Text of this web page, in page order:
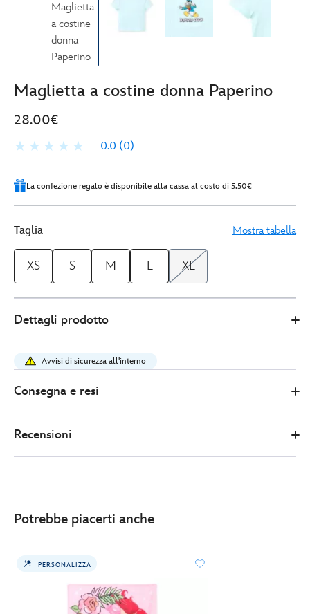
Maglietta a costine donna Paperino
28.00€
0.0 (0)
La confezione regalo è disponibile alla cassa al costo di 5.50€
Taglia Mostra tabella
XS S M L XL
Store
28.00
costine-
donna-
http://schema.org/InStock
Dettagli prodotto
Avvisi di sicurezza all'interno
Consegna e resi
Recensioni
Potrebbe piacerti anche
PERSONALIZZA